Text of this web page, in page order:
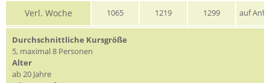
Verl. Woche
1065 1219 1299 auf
Durchschnittliche Kursgröße
5, maximal 8 Personen
Alter
ab 20 Jahre